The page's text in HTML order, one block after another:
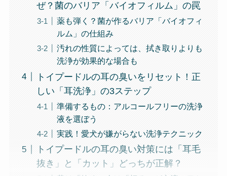
ぜ？菌のバリア「バイオフィルム」の罠
薬も弾く？菌が作るバリア「バイオフィ
ルム」の仕組み
汚れの性質によっては、拭き取りよりも
洗浄が効果的な場合も
トイプードルの耳の臭いをリセット！正
しい「耳洗浄」の3ステップ
準備するもの：アルコールフリーの洗浄
液を選ぼう
実践！愛犬が嫌がらない洗浄テクニック
トイプードルの耳の臭い対策には「耳毛
抜き」と「カット」どっちが正解？